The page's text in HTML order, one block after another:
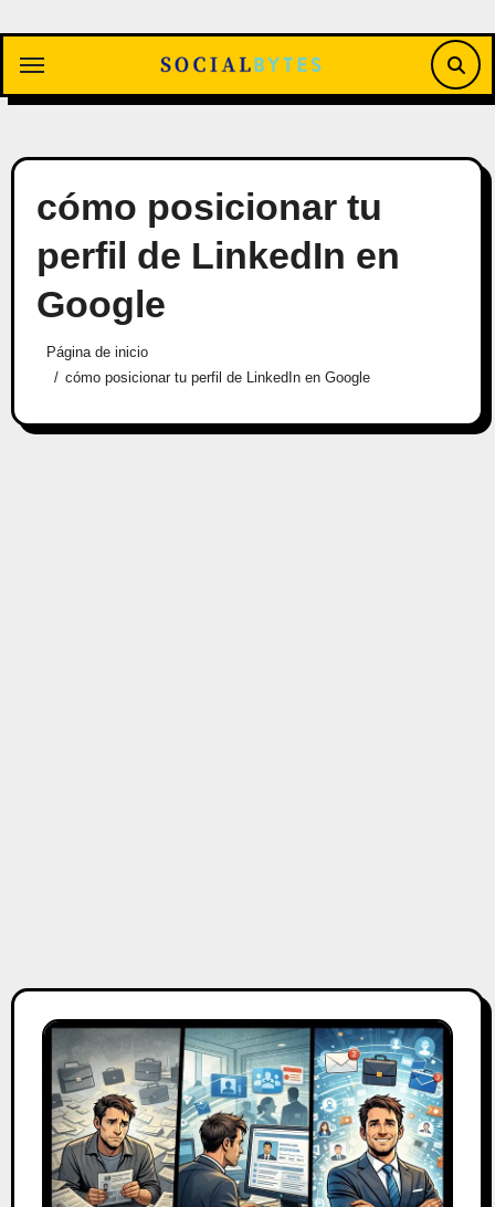
contenido
cómo posicionar tu
perfil de LinkedIn en
Google
Página de inicio
cómo posicionar tu perfil de LinkedIn en Google